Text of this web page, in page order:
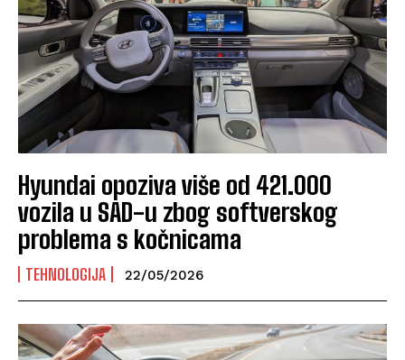
Hyundai opoziva više od 421.000
vozila u SAD-u zbog softverskog
problema s kočnicama
TEHNOLOGIJA 22/05/2026